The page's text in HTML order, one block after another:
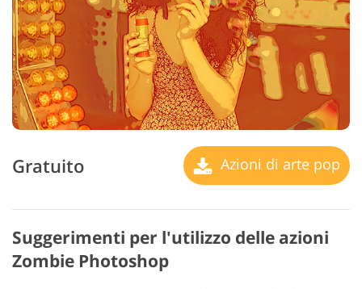
Gratuito Azioni di arte pop
Suggerimenti per l'utilizzo delle azioni
Zombie Photoshop